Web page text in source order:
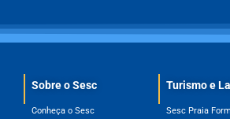
Sobre o Sesc​
Conheça o Sesc
Turismo e
Sesc Praia